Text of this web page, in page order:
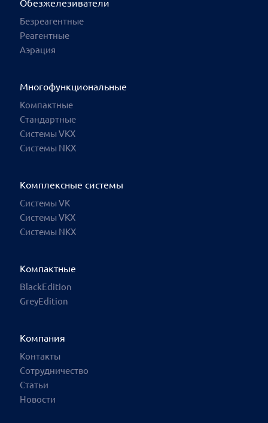
Великий Новгород
Обезжелезиватели
Безреагентные
Реагентные
Аэрация
Комплексные системы
Системы VK
Системы VKX
Системы NKX
Компактные
BlackEdition
GreyEdition
Многофункциональные
Компактные
Стандартные
Системы VKX
Системы NKX
Компания
Контакты
Сотрудничество
Статьи
Новости